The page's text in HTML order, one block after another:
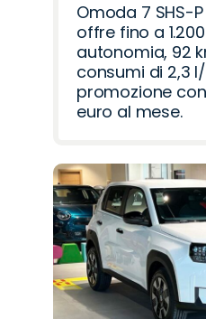
Omoda 7 SHS-
offre fino a
autonomia, 92
consumi di 2,3
promozione
euro al mese.